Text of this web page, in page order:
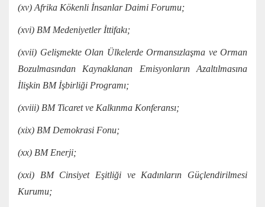
(xv) Afrika Kökenli İnsanlar Daimi Forumu;
(xvi) BM Medeniyetler İttifakı;
(xvii) Gelişmekte Olan Ülkelerde Ormansızlaşma ve Orman
Bozulmasından Kaynaklanan Emisyonların Azaltılmasına
İlişkin BM İşbirliği Programı;
(xviii) BM Ticaret ve Kalkınma Konferansı;
(xix) BM Demokrasi Fonu;
(xx) BM Enerji;
(xxi) BM Cinsiyet Eşitliği ve Kadınların Güçlendirilmesi
Kurumu;